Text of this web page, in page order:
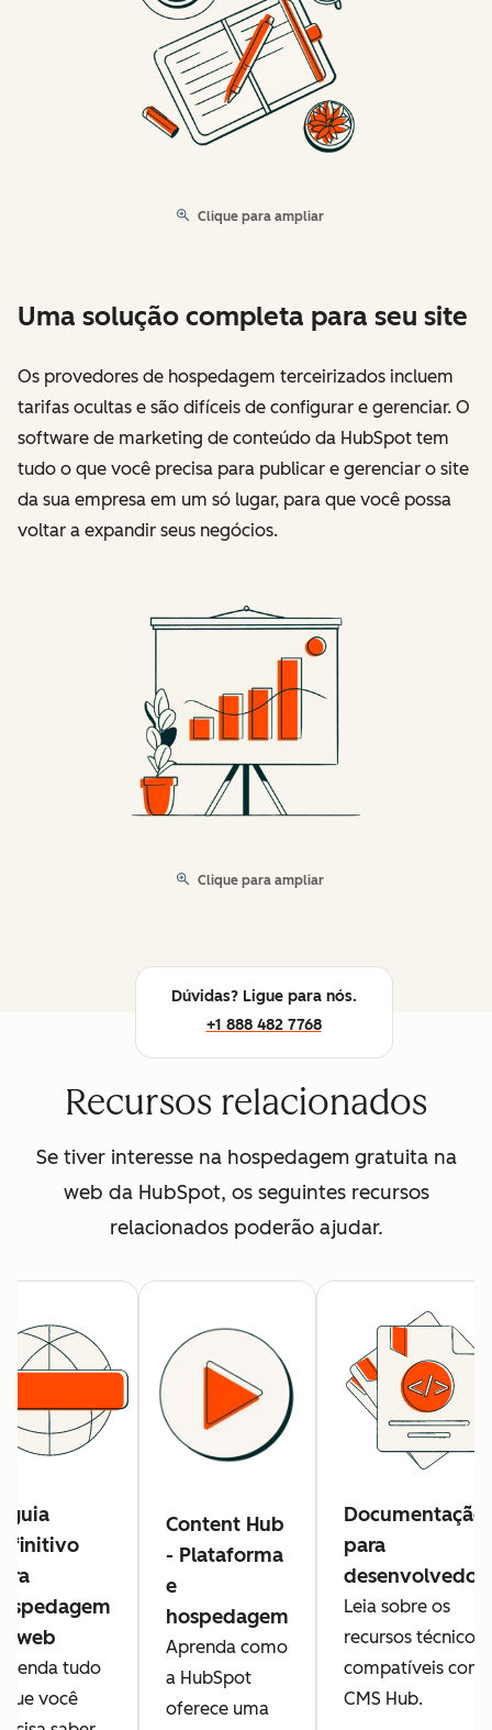
Clique para ampliar
Uma solução completa para seu site
Os provedores de hospedagem terceirizados incluem
tarifas ocultas e são difíceis de configurar e gerenciar. O
software de marketing de conteúdo da HubSpot tem
tudo o que você precisa para publicar e gerenciar o site
da sua empresa em um só lugar, para que você possa
voltar a expandir seus negócios.
Clique para ampliar
Dúvidas? Ligue para nós.
+1 888 482 7768
Recursos relacionados
Se tiver interesse na hospedagem gratuita na
web da HubSpot, os seguintes recursos
relacionados poderão ajudar.
guia
web
tudo
você
Content Hub
- Plataforma
e
hospedagem
Aprenda como
a HubSpot
oferece uma
Documentação
para
Leia sobre os
recursos técnicos
compatíveis com
CMS Hub.